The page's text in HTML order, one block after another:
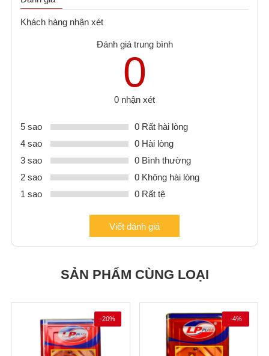
Khách hàng nhận xét
Đánh giá trung bình
0
0 nhận xét
5 sao
0 Rất hài lòng
4 sao
0 Hài lòng
3 sao
0 Bình thường
2 sao
0 Không hài lòng
1 sao
0 Rất tệ
Viết đánh giá
SẢN PHẨM CÙNG LOẠI
-20% -4%